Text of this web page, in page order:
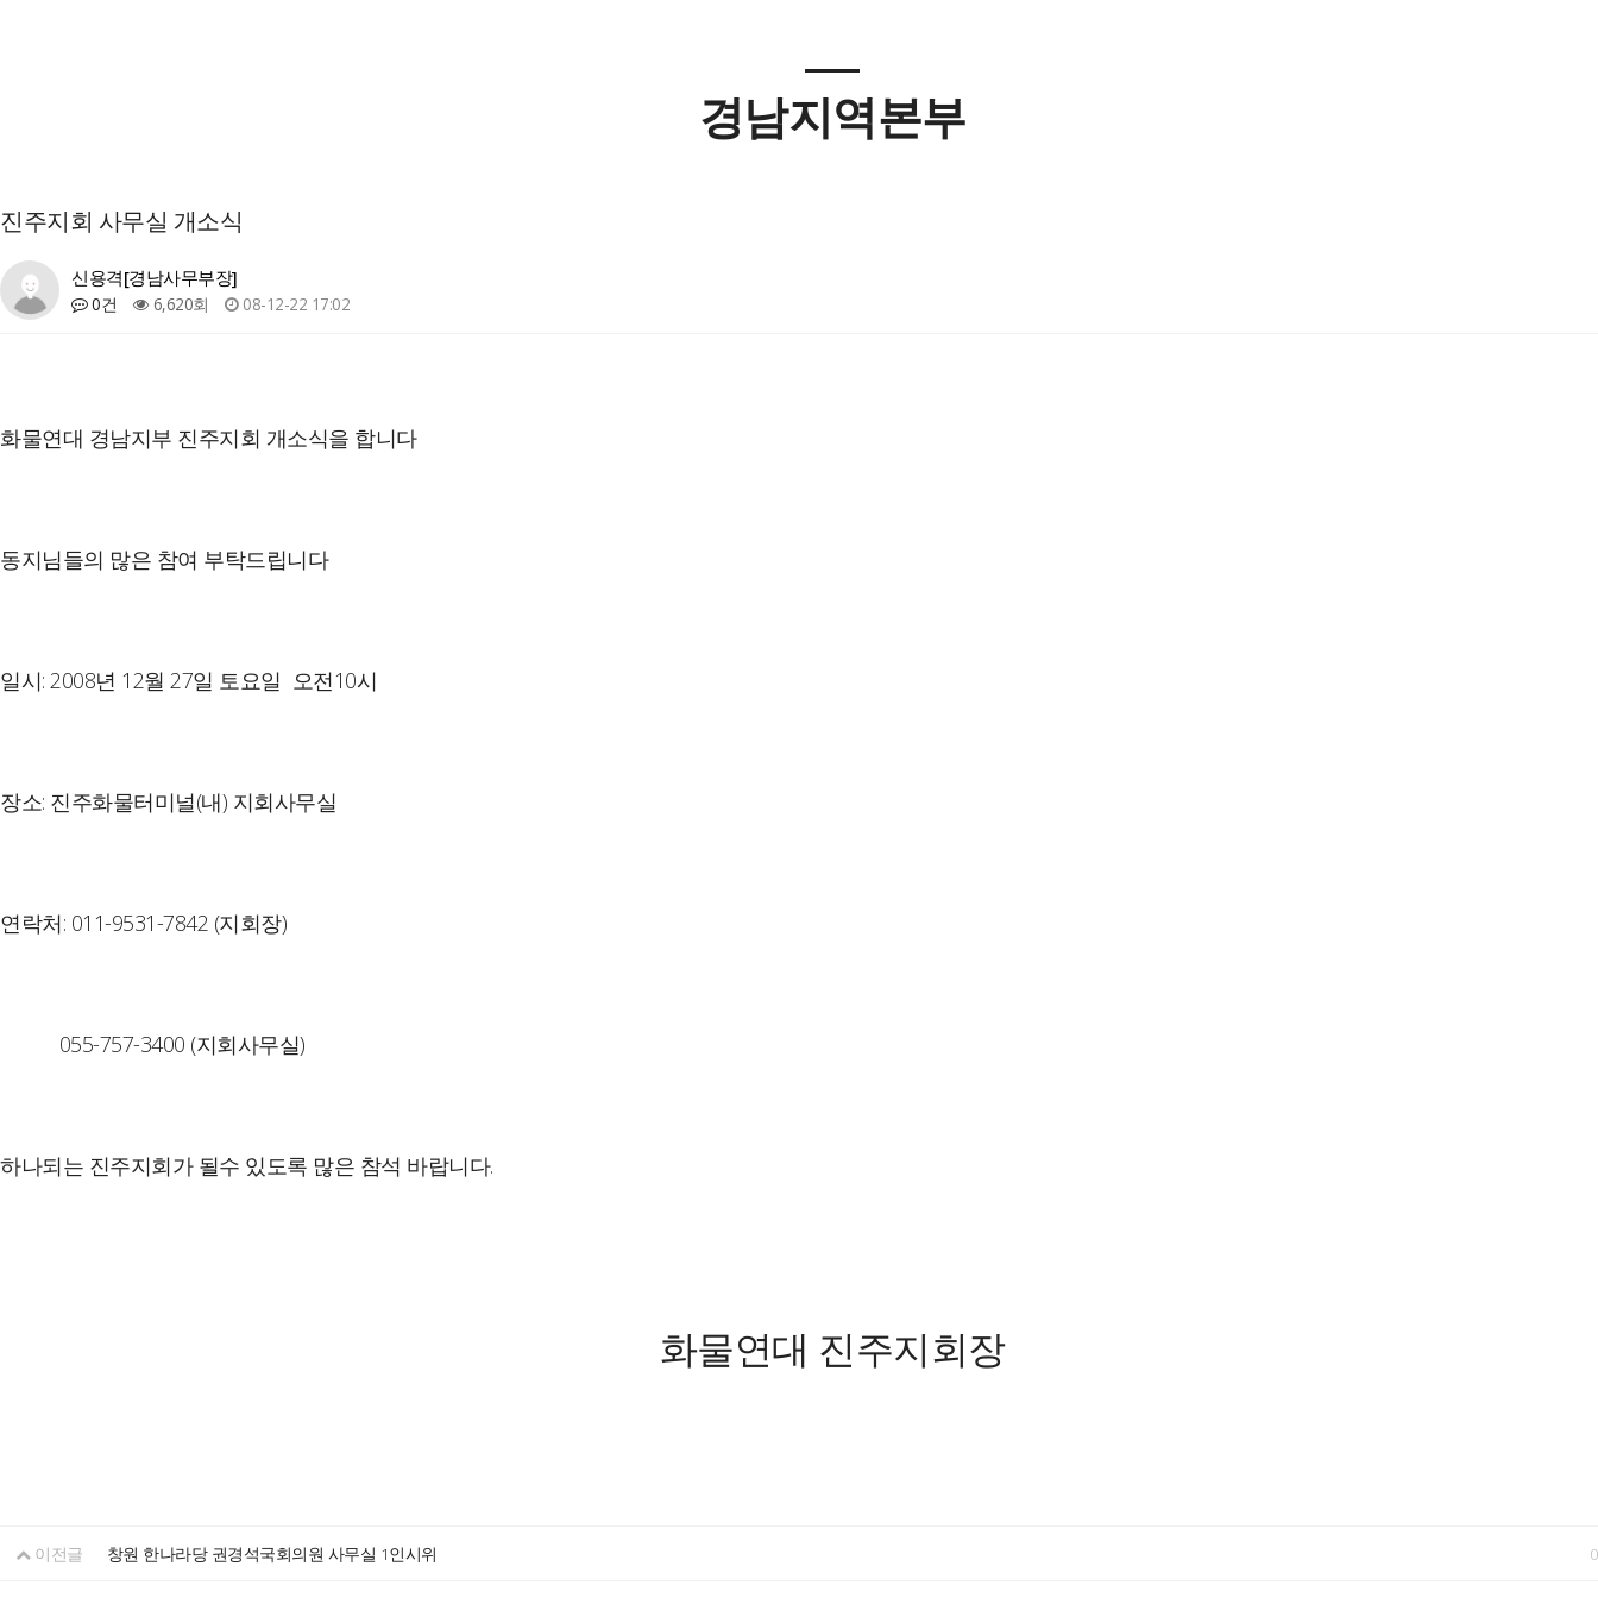
경남지역본부
진주지회 사무실 개소식
신용격[경남사무부장]
0건 6,620회 08-12-22 17:02
화물연대 경남지부 진주지회 개소식을 합니다
동지님들의 많은 참여 부탁드립니다
일시: 2008년 12월 27일 토요일 오전10시
장소: 진주화물터미널(내) 지회사무실
연락처: 011-9531-7842 (지회장)
055-757-3400 (지회사무실)
하나되는 진주지회가 될수 있도록 많은 참석 바랍니다.
화물연대 진주지회장
이전글 창원 한나라당 권경석국회의원 사무실 1인시위